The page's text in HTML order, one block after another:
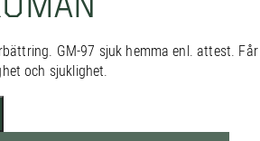
GM-97 sjuk hemma enl. attest. Får
och sjuklighet.